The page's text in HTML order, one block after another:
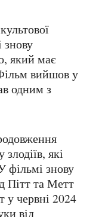
який має
вийшов у
одним з
які
фільмі знову
Пітт та Метт
червні 2024
від